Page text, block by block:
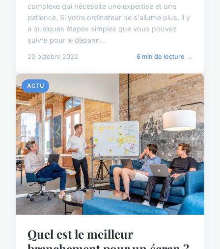
complexe qui nécessite une expertise et une
patience. Si votre ordinateur ne s'allume plus, il y
a quelques étapes simples que vous pouvez
suivre pour le dépann...
20 octobre 2022 6 min de lecture →
ACTU
Quel est le meilleur